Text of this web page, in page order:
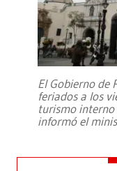
El Gobierno de
feriados a los
turismo
informó el